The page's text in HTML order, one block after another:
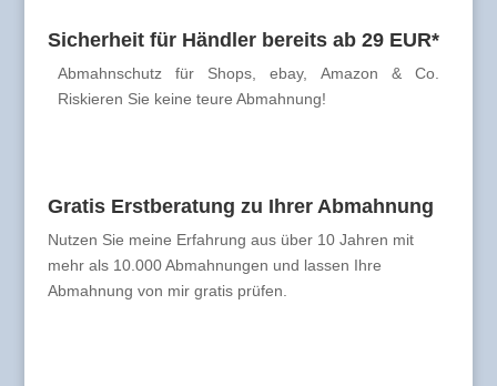
Sicherheit für Händler bereits ab 29 EUR*
Abmahnschutz für Shops, ebay, Amazon & Co.
Riskieren Sie keine teure Abmahnung!
Gratis Erstberatung zu Ihrer Abmahnung
Nutzen Sie meine Erfahrung aus über 10 Jahren mit
mehr als 10.000 Abmahnungen und lassen Ihre
Abmahnung von mir gratis prüfen.